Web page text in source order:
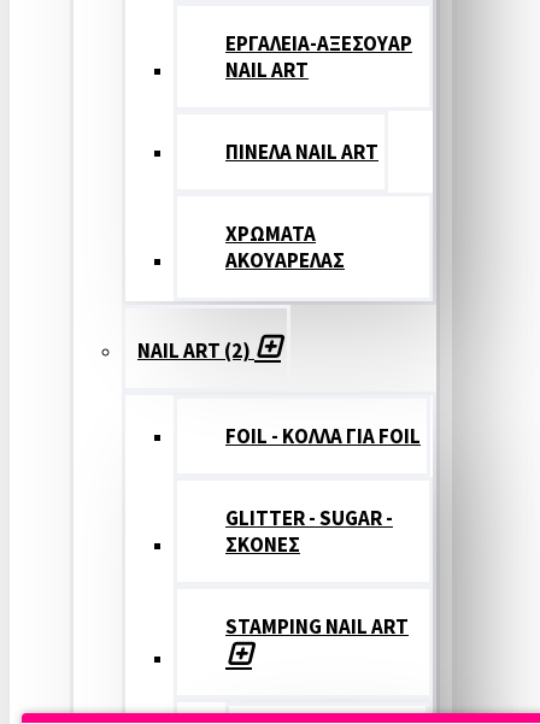
ΕΡΓΑΛΕΙΑ-ΑΞΕΣΟΥΑΡ
NAIL ART
ΠΙΝΕΛΑ NAIL ART
ΧΡΩΜΑΤΑ
ΑΚΟΥΑΡΕΛΑΣ
NAIL ART (2)
FOIL - ΚΟΛΛΑ ΓΙΑ FOIL
GLITTER - SUGAR -
ΣΚΟΝΕΣ
STAMPING NAIL ART